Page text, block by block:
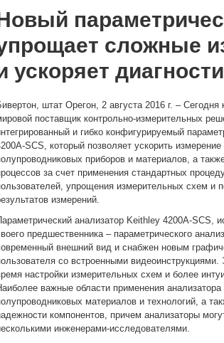
сложные
ускоряет
штат Орегон, 2 августа 2016 г. –
поставщик контрольно-измерительных
и гибко конфигурируемый
SCS, который позволяет ускорить измерение
приборов и материалов, а
за счет применения стандартных
упрощения измерительных схем и
измерений.
анализатор Keithley 4200A-SCS,
предшественника – параметрического
внешний вид и снабжен новым
со встроенными видеоинструкциями.
настройки измерительных схем и более
важные области применения
материалов и технологий, а
компонентов, причем анализаторы
инженерами-исследователями.